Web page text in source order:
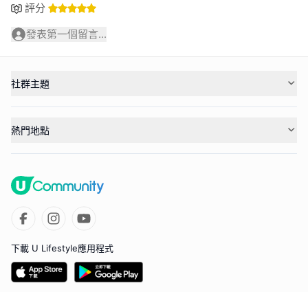
評分
發表第一個留言...
社群主題
熱門地點
下載 U Lifestyle應用程式